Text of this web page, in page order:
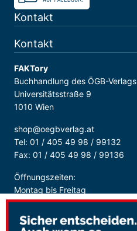
Kontakt
Kontakt
FAKTory
Buchhandlung des ÖGB-Verlags
Universitätsstraße 9
1010 Wien
shop@oegbverlag.at
Tel: 01 / 405 49 98 / 99132
Fax: 01 / 405 49 98 / 99136
Öffnungszeiten:
Montag bis Freitag
9:00 - 18:00 Uhr
durchgehend